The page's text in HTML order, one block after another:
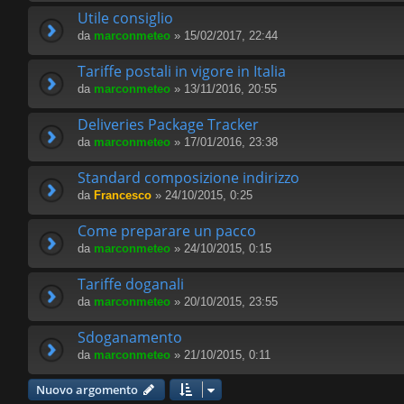
Utile consiglio
da marconmeteo » 15/02/2017, 22:44
Tariffe postali in vigore in Italia
da marconmeteo » 13/11/2016, 20:55
Deliveries Package Tracker
da marconmeteo » 17/01/2016, 23:38
Standard composizione indirizzo
da Francesco » 24/10/2015, 0:25
Come preparare un pacco
da marconmeteo » 24/10/2015, 0:15
Tariffe doganali
da marconmeteo » 20/10/2015, 23:55
Sdoganamento
da marconmeteo » 21/10/2015, 0:11
Nuovo argomento